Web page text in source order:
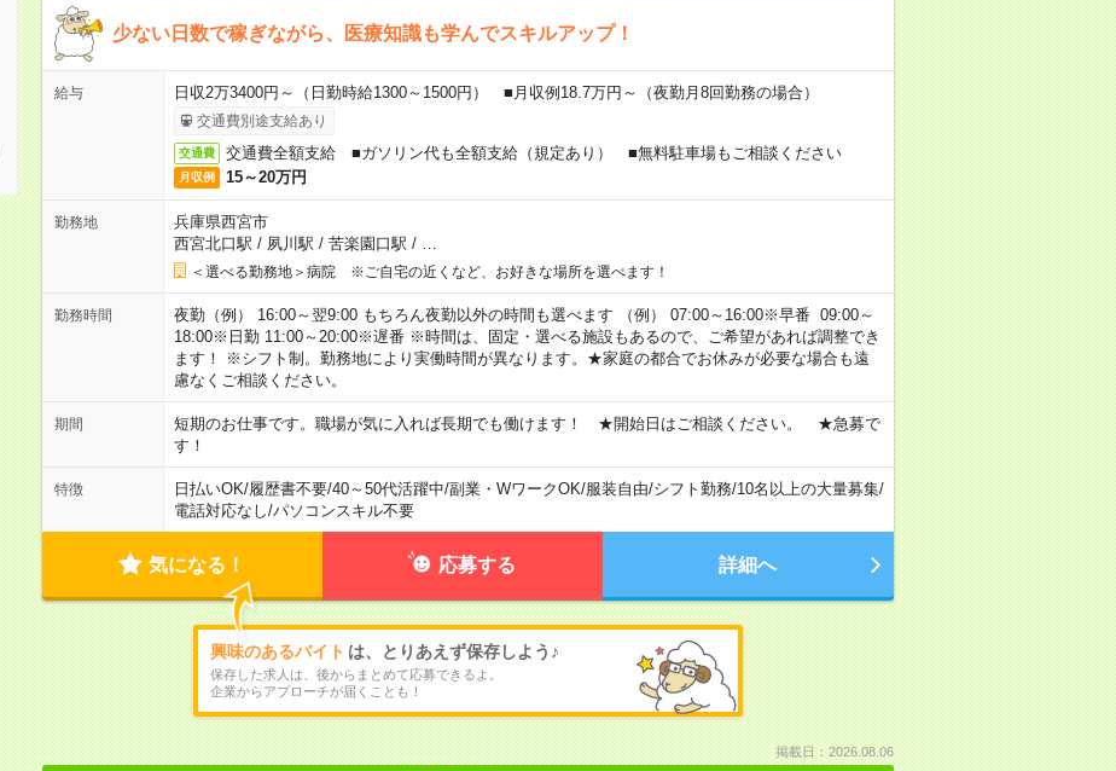
少ない日数で稼ぎながら、医療知識も学んでスキルアップ！
給与 日収2万3400円～（日勤時給1300～1500円） ■月収例18.7万円～（夜勤月8回勤務の場合）
交通費別途支給あり
交通費 交通費全額支給 ■ガソリン代も全額支給（規定あり） ■無料駐車場もご相談ください
月収例 15～20万円
勤務地
兵庫県西宮市
西宮北口駅 / 夙川駅 / 苦楽園口駅 /
＜選べる勤務地＞病院 ※ご自宅の近くなど、お好きな場所を選べます！
勤務時間
夜勤（例） 16:00～翌9:00 もちろん夜勤以外の時間も選べます （例） 07:00～16:00※早番 09:00～
18:00※日勤 11:00～20:00※遅番 ※時間は、固定・選べる施設もあるので、ご希望があれば調整でき
ます！ ※シフト制。勤務地により実働時間が異なります。★家庭の都合でお休みが必要な場合も遠
慮なくご相談ください。
期間
短期のお仕事です。職場が気に入れば長期でも働けます！ ★開始日はご相談ください。 ★急募で
す！
特徴 日払いOK/履歴書不要/40～50代活躍中/副業・WワークOK/服装自由/シフト勤務/10名以上の大量募集/
電話対応なし/パソコンスキル不要
気になる！ 応募する 詳細へ
興味のあるバイト は、とりあえず保存しよう♪
保存した求人は、後からまとめて応募できるよ。
企業からアプローチが届くことも！
掲載日：2026.08.06